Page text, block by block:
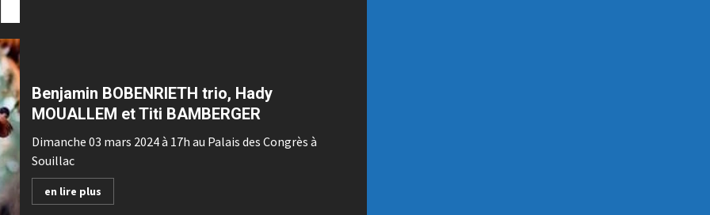
Benjamin BOBENRIETH trio, Hady
MOUALLEM et Titi BAMBERGER
Dimanche 03 mars 2024 à 17h au Palais des Congrès à
Souillac
en lire plus